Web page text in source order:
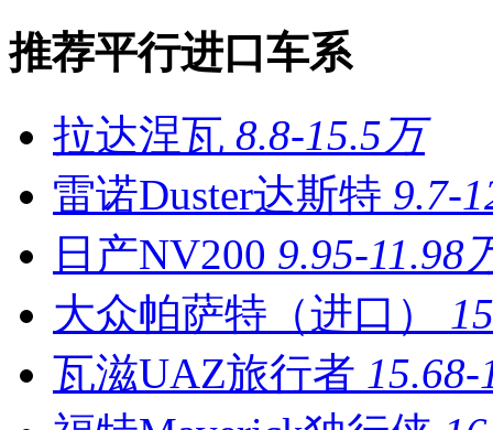
推荐平行进口车系
拉达涅瓦 8.8-15.5万
雷诺Duster达斯特 9.7-
日产NV200 9.95-11.98
大众帕萨特（进口）
瓦滋UAZ旅行者